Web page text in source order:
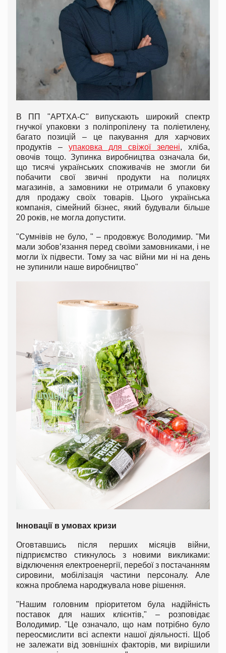
В ПП "АРТХА-С" випускають широкий спектр
гнучкої упаковки з поліпропілену та поліетилену,
багато позицій – це пакування для харчових
продуктів – упаковка для свіжої зелені, хліба,
овочів тощо. Зупинка виробництва означала би,
що тисячі українських споживачів не змогли би
побачити свої звичні продукти на полицях
магазинів, а замовники не отримали б упаковку
для продажу своїх товарів. Цього українська
компанія, сімейний бізнес, який будували більше
20 років, не могла допустити.
"Сумнівів не було, " – продовжує Володимир. "Ми
мали зобов’язання перед своїми замовниками, і не
могли їх підвести. Тому за час війни ми ні на день
не зупинили наше виробництво"
Інновації в умовах кризи
Оговтавшись після перших місяців війни,
підприємство стикнулось з новими викликами:
відключення електроенергії, перебої з постачанням
сировини, мобілізація частини персоналу. Але
кожна проблема народжувала нове рішення.
"Нашим головним пріоритетом була надійність
поставок для наших клієнтів," – розповідає
Володимир. "Це означало, що нам потрібно було
переосмислити всі аспекти нашої діяльності. Щоб
не залежати від зовнішніх факторів, ми вирішили